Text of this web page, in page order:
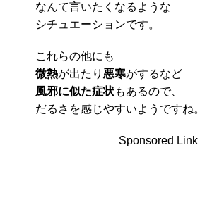
なんて言いたくなるような
シチュエーションです。
これらの他にも
微熱が出たり 悪寒がするなど
風邪に似た症状もあるので、
だるさを感じやすいようですね。
Sponsored Link